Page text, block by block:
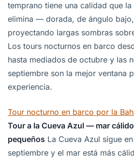
temprano tiene una calidad que
elimina — dorada, de ángulo
proyectando largas sombras
Los tours nocturnos en barco
hasta mediados de octubre y las
septiembre son la mejor ventana
experiencia.
Tour nocturno en barco por la
Tour a la Cueva Azul — mar
pequeños La Cueva Azul sigue
septiembre y el mar está más